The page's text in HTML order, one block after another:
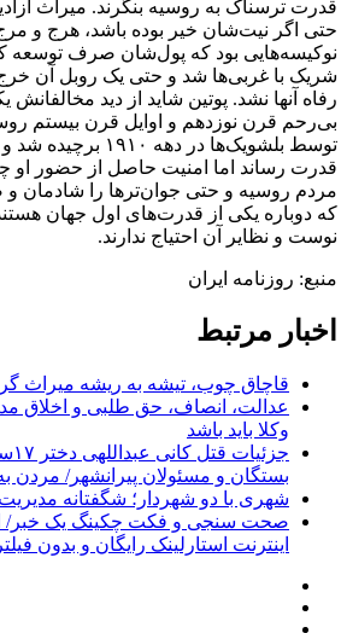
قدرت ترسناک به روسیه بنگرند. میراث
حتی اگر نیت‌شان خیر بوده باشد، هرج و
نوکیسه‌هایی بود که پول‌شان صرف توسعه
شریک با غربی‌ها شد و حتی یک روبل آن
رفاه آنها نشد. پوتین شاید از دید مخالفانش
بی‌رحم قرن نوزدهم و اوایل قرن بیستم
توسط بلشویک‌ها در دهه
قدرت رساند اما امنیت حاصل از حضور او
مردم روسیه و حتی جوان‌ترها را شادمان
که دوباره یکی از قدرت‌های اول جهان
نوست و نظایر آن احتیاج ندارند.
منبع: روزنامه ایران
اخبار مرتبط
قاچاق چوب، تیشه به ریشه میراث
عدالت، انصاف، حق طلبی و اخلاق
وکلا باید باشد
بستگان و مسئولان پیرانشهر/
شهری با دو شهردار؛ شگفتانه
صحت سنجی و فکت چکینگ یک خبر/
اینترنت استارلینک رایگان و بدون